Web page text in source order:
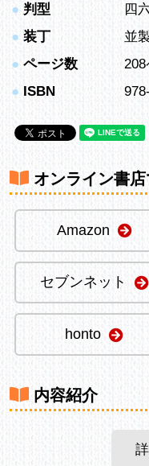
● 判型
四
● 装丁
並
● ページ数
● ISBN
オンライン書店
Amazon
セブンネット
honto
内容紹介